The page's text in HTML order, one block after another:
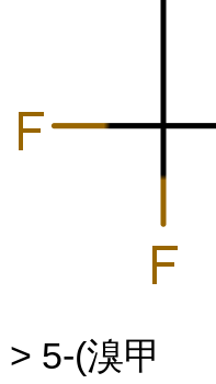
> 5-(溴甲